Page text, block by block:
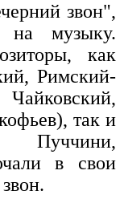
звон",
на музыку.
как
Римский-
так и
Пуччини,
в свои